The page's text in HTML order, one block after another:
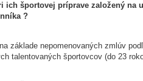
ich športovej príprave založený na
?
základe nepomenovaných zmlúv
talentovaných športovcov (do 23